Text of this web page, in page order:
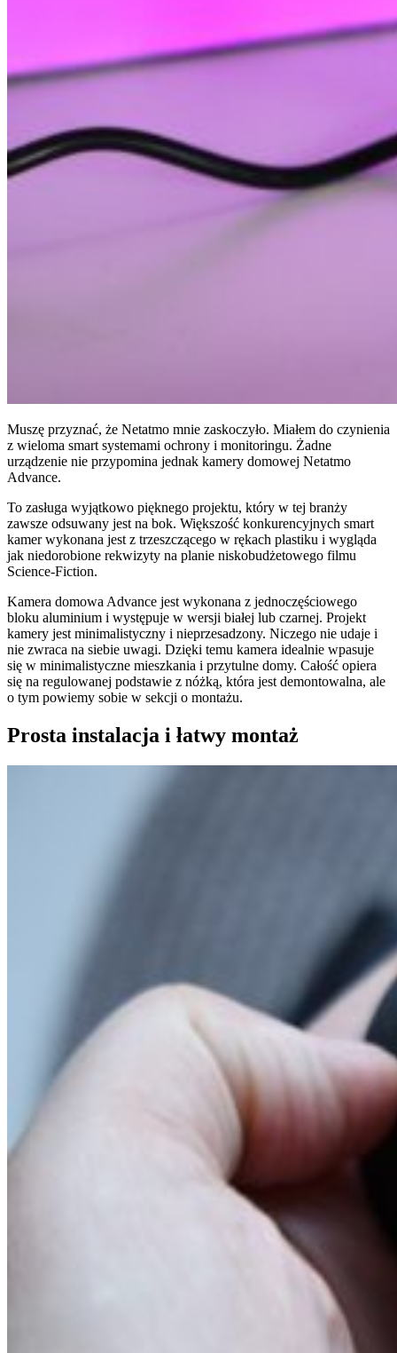
Muszę przyznać, że Netatmo mnie zaskoczyło. Miałem do czynienia
z wieloma smart systemami ochrony i monitoringu. Żadne
urządzenie nie przypomina jednak kamery domowej Netatmo
Advance.
To zasługa wyjątkowo pięknego projektu, który w tej branży
zawsze odsuwany jest na bok. Większość konkurencyjnych smart
kamer wykonana jest z trzeszczącego w rękach plastiku i wygląda
jak niedorobione rekwizyty na planie niskobudżetowego filmu
Science-Fiction.
Kamera domowa Advance jest wykonana z jednoczęściowego
bloku aluminium i występuje w wersji białej lub czarnej. Projekt
kamery jest minimalistyczny i nieprzesadzony. Niczego nie udaje i
nie zwraca na siebie uwagi. Dzięki temu kamera idealnie wpasuje
się w minimalistyczne mieszkania i przytulne domy. Całość opiera
się na regulowanej podstawie z nóżką, która jest demontowalna, ale
o tym powiemy sobie w sekcji o montażu.
Prosta instalacja i łatwy montaż